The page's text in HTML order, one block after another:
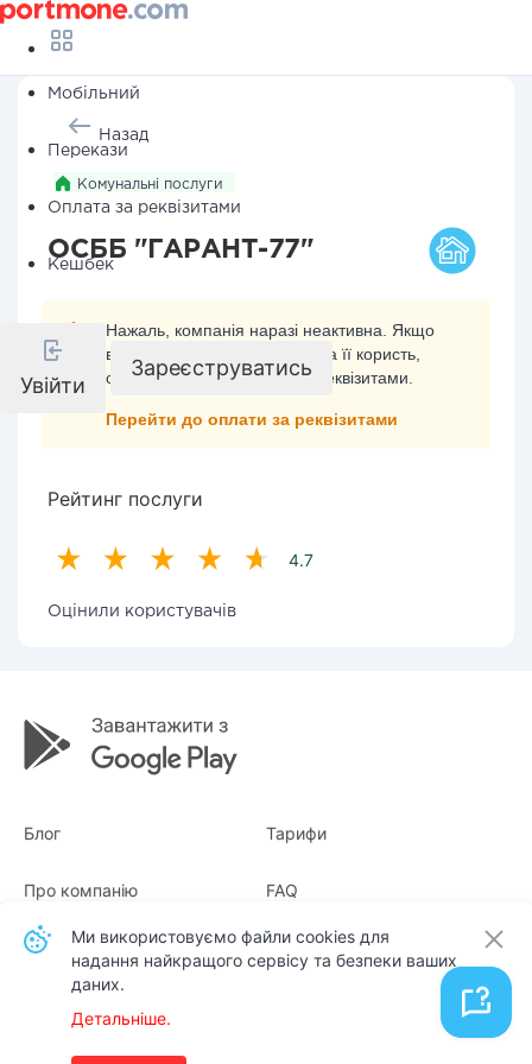
Мобільний
Перекази
Оплата за реквізитами
Кешбек
Увійти
Зареєструватись
Назад
Комунальні послуги
ОСББ "ГАРАНТ-77"
Нажаль, компанія наразі неактивна. Якщо
ви хочете здійснити платіж на її користь,
скористайтесь оплатою за реквізитами.
Перейти до оплати за реквізитами
Рейтинг послуги
4.7
Оцінили користувачів
Блог Тарифи
Про компанію
Квитанції
FAQ
Для бізнесу
Ми використовуємо файли cookies для
надання найкращого сервісу та безпеки ваших
даних.
Детальніше.